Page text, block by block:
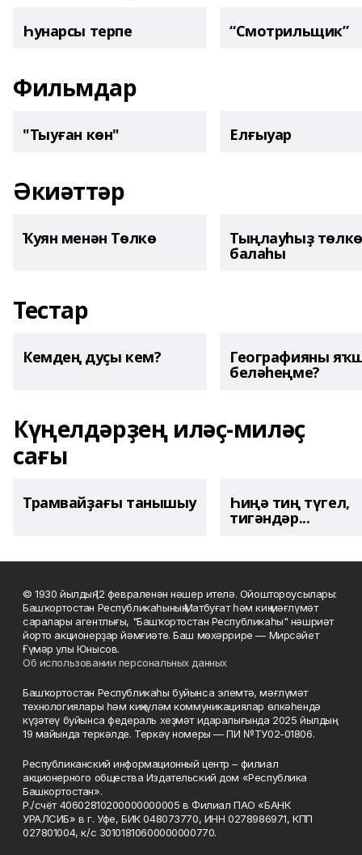
Һунарсы терпе “Смотрильщик”
Фильмдар
"Тыуған көн" Елғыуар
Әкиәттәр
Ҡуян менән Төлкө Тыңлауһыҙ төлкө
балаһы
Тестар
Кемдең дуҫы кем? Географияны
беләһеңме?
Күңелдәрҙең иләҫ-миләҫ
сағы
Трамвайҙағы танышыу Һиңә тиң түгел,
тигәндәр...
© 1930 йылдың 12 февраленән нәшер ителә. Ойоштороусылары:
Башҡортостан Республикаһының Матбуғат һәм киң мәғлүмәт
саралары агентлығы, "Башҡортостан Республикаһы" нәшриәт
йорто акционерҙар йәмғиәте. Баш мөхәррире — Мирсәйет
Ғүмәр улы Юнысов.
Об использовании персональных данных
Башҡортостан Республикаһы буйынса элемтә, мәғлүмәт
технологиялары һәм киңкүләм коммуникациялар өлкәһендә
күҙәтеү буйынса федераль хеҙмәт идаралығында 2025 йылдың
19 майында теркәлде. Теркәү номеры — ПИ №ТУ02-01806.
Республиканский информационный центр – филиал
акционерного общества Издательский дом «Республика
Башкортостан».
Р./счёт 40602810200000000005 в Филиал ПАО «БАНК
УРАЛСИБ» в г. Уфе, БИК 048073770, ИНН 0278986971, КПП
027801004, к/с 30101810600000000770.